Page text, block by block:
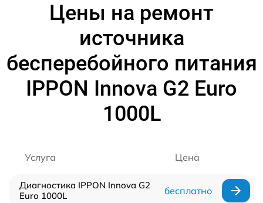
Цены на ремонт
источника
бесперебойного питания
IPPON Innova G2 Euro
1000L
Услуга Цена
Диагностика IPPON Innova G2
Euro 1000L
бесплатно